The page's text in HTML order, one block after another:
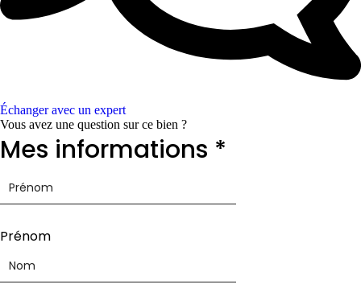
Échanger avec un expert
Vous avez une question sur ce bien ?
Mes informations *
Prénom